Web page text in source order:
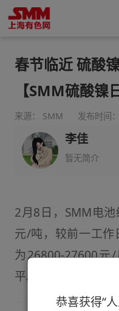
春节临近 硫酸
【SMM硫酸镍
来源： SMM 发布时间
李佳
暂无简介
2月8日，SMM电
元/吨，较前一工
为26800-27600
平。
恭喜获得“